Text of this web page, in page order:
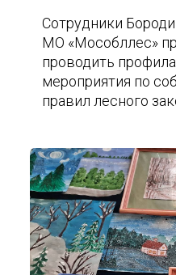
Сотрудники
МО «Мособллес»
проводить
мероприятия по
правил лесного